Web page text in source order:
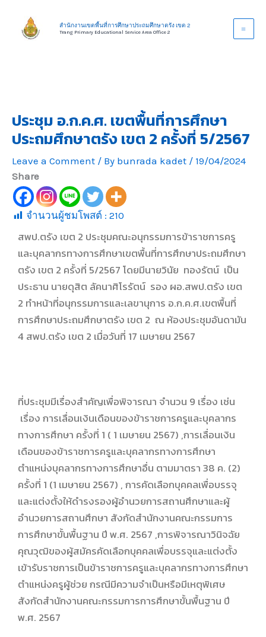
content
สำนักงานเขตพื้นที่การศึกษาประถมศึกษาตรัง เขต 2
Trang Primary Educational Service Area Office 2
ประชุม อ.ก.ค.ศ. เขตพื้นที่การศึกษา
ประถมศึกษาตรัง เขต 2 ครั้งที่ 5/2567
Leave a Comment / By bunrada kadet / 19/04/2024
Share
จำนวนผู้ชมโพสต์ : 210
สพป.ตรัง เขต 2 ประชุมคณะอนุกรรมการข้าราชการครู
และบุคลากรทางการศึกษาเขตพื้นที่การศึกษาประถมศึกษา
ตรัง เขต 2 ครั้งที่ 5/2567 โดยมีนายวินัย ทองรัตน์ เป็น
ประธาน นายดุสิต ลัคนาศิโรรัตน์ รอง ผอ.สพป.ตรัง เขต
2 ทำหน้าที่อนุกรรมการและเลขานุการ อ.ก.ค.ศ.เขตพื้นที่
การศึกษาประถมศึกษาตรัง เขต 2 ณ ห้องประชุมอันดามัน
4 สพป.ตรัง เขต 2 เมื่อวันที่ 17 เมษายน 2567
ที่ประชุมมีเรื่องสำคัญเพื่อพิจารณา จำนวน 9 เรื่อง เช่น
เรื่อง การเลื่อนเงินเดือนของข้าราชการครูและบุคลากร
ทางการศึกษา ครั้งที่ 1 ( 1 เมษายน 2567) ,การเลื่อนเงิน
เดือนของข้าราชการครูและบุคลากรทางการศึกษา
ตำแหน่งบุคลากรทางการศึกษาอื่น ตามมาตรา 38 ค. (2)
ครั้งที่ 1 (1 เมษายน 2567) , การคัดเลือกบุคคลเพื่อบรรจุ
และแต่งตั้งให้ดำรงรองผู้อำนวยการสถานศึกษาและผู้
อำนวยการสถานศึกษา สังกัดสำนักงานคณะกรรมการ
การศึกษาขั้นพื้นฐาน ปี พ.ศ. 2567 ,การพิจารณาวินิจฉัย
คุณวุฒิของผู้สมัครคัดเลือกบุคคลเพื่อบรรจุและแต่งตั้ง
เข้ารับราชการเป็นข้าราชการครูและบุคลากรทางการศึกษา
ตำแหน่งครูผู้ช่วย กรณีมีความจำเป็นหรือมีเหตุพิเศษ
สังกัดสำนักงานคณะกรรมการการศึกษาขั้นพื้นฐาน ปี
พ.ศ. 2567